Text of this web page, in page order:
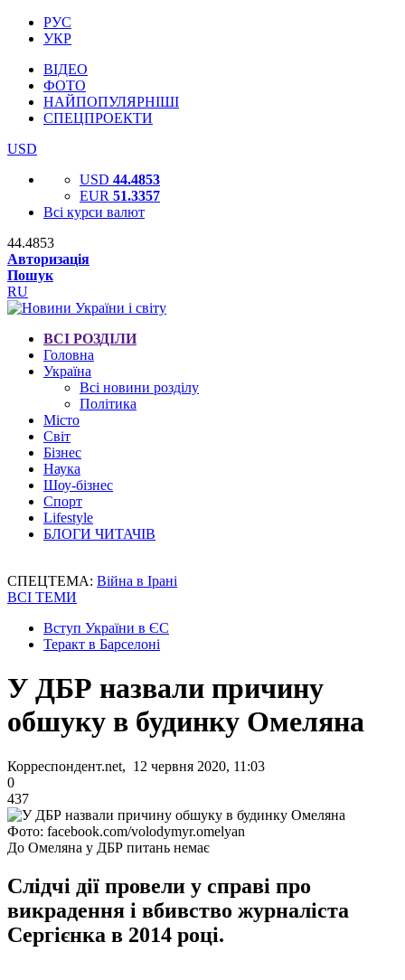
РУС
УКР
ВІДЕО
ФОТО
НАЙПОПУЛЯРНІШІ
СПЕЦПРОЕКТИ
USD
USD 44.4853
EUR 51.3357
Всі курси валют
44.4853
Авторизація
Пошук
RU
ВСІ РОЗДІЛИ
Головна
Україна
Всі новини розділу
Політика
Місто
Світ
Бізнес
Наука
Шоу-бізнес
Спорт
Lifestyle
БЛОГИ ЧИТАЧІВ
СПЕЦТЕМА: Війна в Ірані
ВСІ ТЕМИ
Вступ України в ЄС
Теракт в Барселоні
У ДБР назвали причину
обшуку в будинку Омеляна
Корреспондент.net, 12 червня 2020, 11:03
0
437
Фото: facebook.com/volodymyr.omelyan
До Омеляна у ДБР питань немає
Слідчі дії провели у справі про
викрадення і вбивство журналіста
Сергієнка в 2014 році.